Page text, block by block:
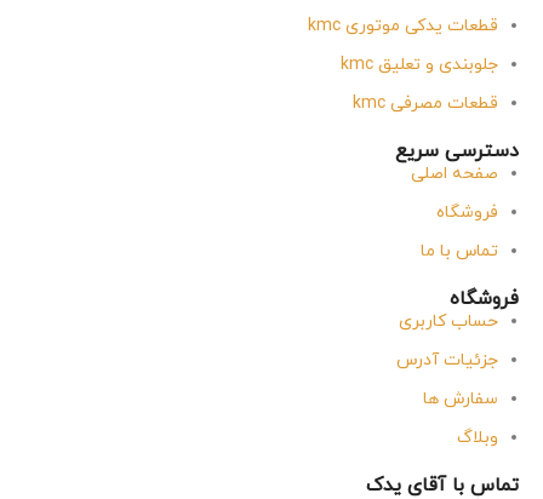
قطعات یدکی موتوری kmc
جلوبندی و تعلیق kmc
قطعات مصرفی kmc
دسترسی سریع
صفحه اصلی
فروشگاه
تماس با ما
فروشگاه
حساب کاربری
جزئیات آدرس
سفارش ها
وبلاگ
تماس با آقای یدک